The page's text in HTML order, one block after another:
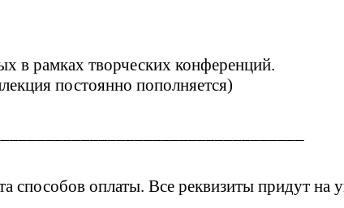
в рамках творческих конференций.
постоянно пополняется)
способов оплаты. Все реквизиты придут на